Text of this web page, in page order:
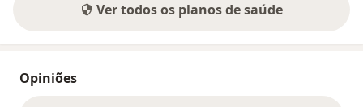
Ver todos os planos de saúde
Opiniões